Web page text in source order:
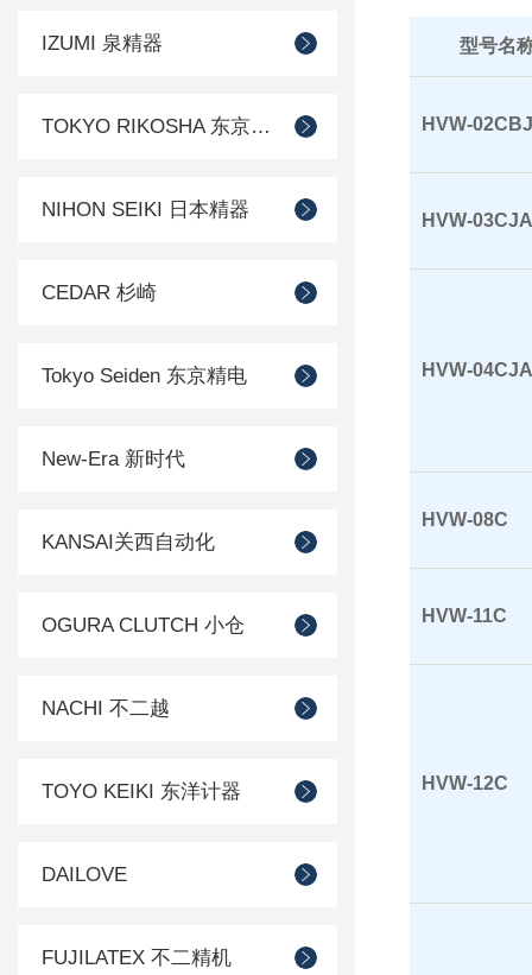
IZUMI 泉精器
TOKYO RIKOSHA 东京理工舎
NIHON SEIKI 日本精器
CEDAR 杉崎
Tokyo Seiden 东京精电
New-Era 新时代
KANSAI关西自动化
OGURA CLUTCH 小仓
NACHI 不二越
TOYO KEIKI 东洋计器
DAILOVE
FUJILATEX 不二精机
型号名
HVW-
HVW-03CJA
HVW-04CJA
HVW-08C
HVW-11C
HVW-12C